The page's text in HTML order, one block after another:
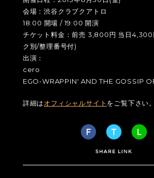
会場：渋谷クラブクアトロ
18:00 開場 / 19:00 開演
チケット料金：前売 3,800円 当日4,300
ク別/整理番号付)
出演：
cero
EGO-WRAPPIN' AND THE GOSSIP
詳細はオフィシャルサイト をご覧下さい。